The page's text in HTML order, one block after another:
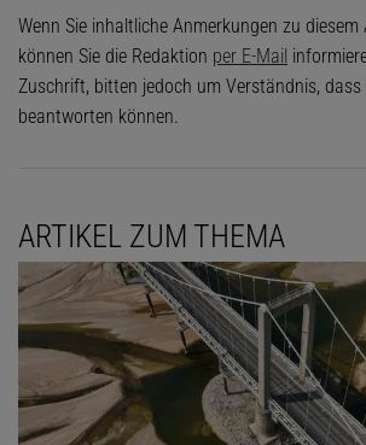
Wenn Sie inhaltliche Anmerkungen zu diesem
können Sie die Redaktion per E-Mail
Zuschrift, bitten jedoch um Verständnis,
beantworten können.
ARTIKEL ZUM THEMA